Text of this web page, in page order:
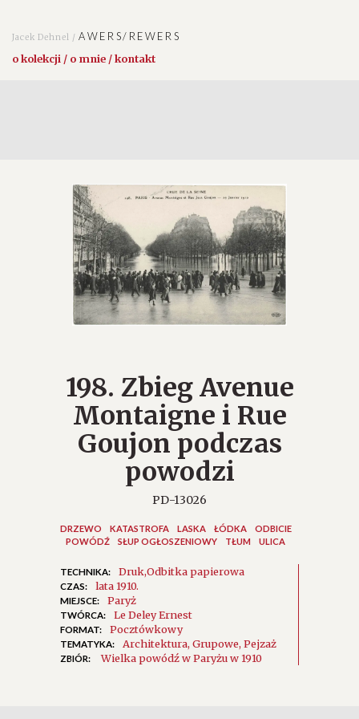
Jacek Dehnel /AWERS/REWERS
o kolekcji / o mnie / kontakt
198. Zbieg Avenue
Montaigne i Rue
Goujon podczas
powodzi
PD-13026
DRZEWO KATASTROFA LASKA ŁÓDKA
ODBICIE
POWÓDŹ
SŁUP OGŁOSZENIOWY TŁUM ULICA
TECHNIKA: DrukOdbitka papierowa
CZAS: lata 1910.
MIEJSCE: Paryż
TWÓRCA: Le Deley Ernest
FORMAT: Pocztówkowy
TEMATYKA: Architektura Grupowe Pejzaż
ZBIÓR: Wielka powódź w Paryżu w 1910